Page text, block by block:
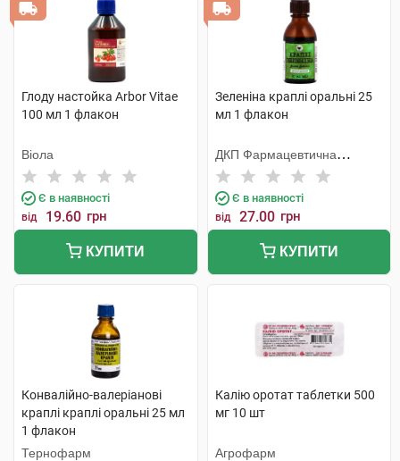
Глоду настойка Arbor Vitae
100 мл 1 флакон
Віола
Є в наявності
від 19.60 грн
КУПИТИ
Зеленіна краплі оральні 25
мл 1 флакон
ДКП Фармацевтична
фабрика
Є в наявності
від 27.00 грн
КУПИТИ
Конвалійно-валеріанові
краплі краплі оральні 25 мл
1 флакон
Тернофарм
Калію оротат таблетки 500
мг 10 шт
Агрофарм